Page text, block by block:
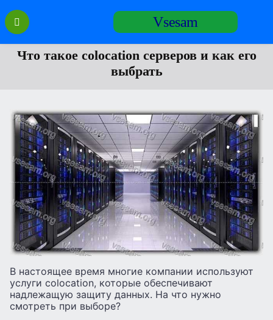
Перейти
содержанию
Vsesam
Что такое colocation серверов и как его
выбрать
В настоящее время многие компании используют
услуги colocation, которые обеспечивают
надлежащую защиту данных. На что нужно
смотреть при выборе?